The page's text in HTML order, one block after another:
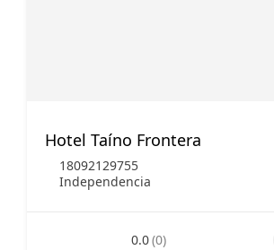
Hotel Taíno Frontera
18092129755
Independencia
0.0(0)